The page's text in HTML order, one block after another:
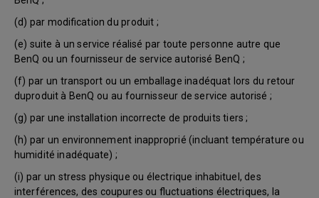
(d) par modification du produit ;
(e) suite à un service réalisé par toute personne autre que
BenQ ou un fournisseur de service autorisé BenQ ;
(f) par un transport ou un emballage inadéquat lors du retour
duproduit à BenQ ou au fournisseur de service autorisé ;
(g) par une installation incorrecte de produits tiers ;
(h) par un environnement inapproprié (incluant température ou
humidité inadéquate) ;
(i) par un stress physique ou électrique inhabituel, des
interférences, des coupures ou fluctuations électriques, la